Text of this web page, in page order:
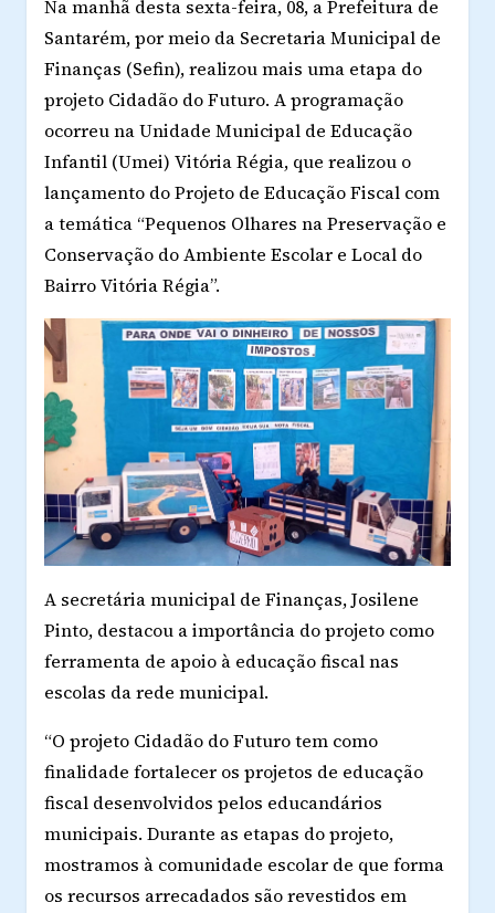
Na manhã desta sexta-feira, 08, a Prefeitura de
Santarém, por meio da Secretaria Municipal de
Finanças (Sefin), realizou mais uma etapa do
projeto Cidadão do Futuro. A programação
ocorreu na Unidade Municipal de Educação
Infantil (Umei) Vitória Régia, que realizou o
lançamento do Projeto de Educação Fiscal com
a temática “Pequenos Olhares na Preservação e
Conservação do Ambiente Escolar e Local do
Bairro Vitória Régia”.
A secretária municipal de Finanças, Josilene
Pinto, destacou a importância do projeto como
ferramenta de apoio à educação fiscal nas
escolas da rede municipal.
“O projeto Cidadão do Futuro tem como
finalidade fortalecer os projetos de educação
fiscal desenvolvidos pelos educandários
municipais. Durante as etapas do projeto,
mostramos à comunidade escolar de que forma
os recursos arrecadados são revestidos em